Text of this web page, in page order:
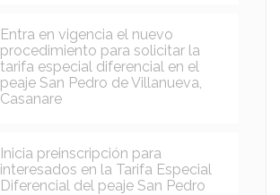
Entra en vigencia el nuevo
procedimiento para solicitar la
tarifa especial diferencial en el
peaje San Pedro de Villanueva,
Casanare
Inicia preinscripción para
interesados en la Tarifa Especial
Diferencial del peaje San Pedro